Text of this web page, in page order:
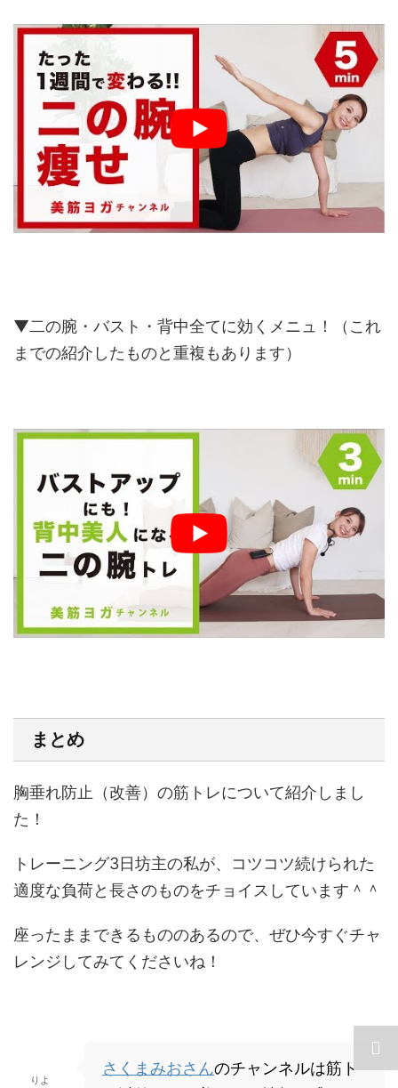
▼二の腕・バスト・背中全てに効くメニュ！（これ
までの紹介したものと重複もあります）
まとめ
胸垂れ防止（改善）の筋トレについて紹介しまし
た！
トレーニング3日坊主の私が、コツコツ続けられた
適度な負荷と長さのものをチョイスしています＾＾
座ったままできるもののあるので、ぜひ今すぐチャ
レンジしてみてくださいね！
りよ
さくまみおさんのチャンネルは筋ト